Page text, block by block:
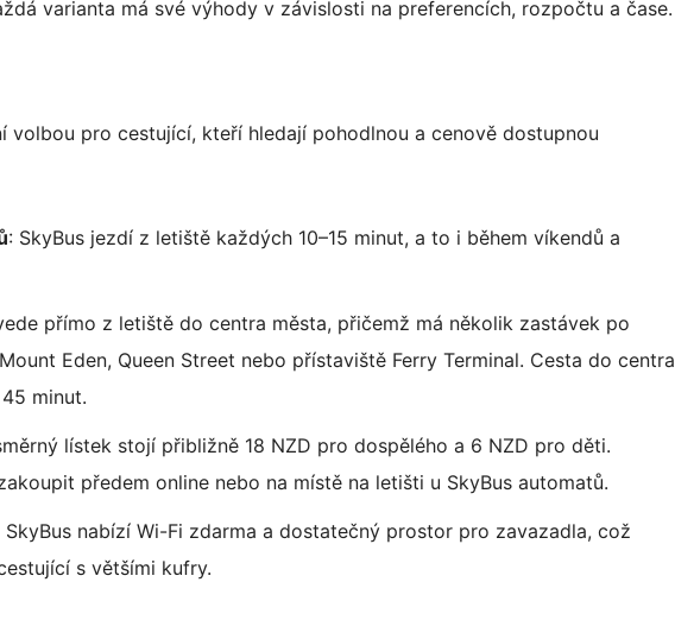
varianta má své výhody v závislosti na preferencích, rozpočtu a čase.
volbou pro cestující, kteří hledají pohodlnou a cenově dostupnou
: SkyBus jezdí z letiště každých 10–15 minut, a to i během víkendů a
přímo z letiště do centra města, přičemž má několik zastávek po
Eden, Queen Street nebo přístaviště Ferry Terminal. Cesta do centra
minut.
lístek stojí přibližně 18 NZD pro dospělého a 6 NZD pro děti.
předem online nebo na místě na letišti u SkyBus automatů.
SkyBus nabízí Wi-Fi zdarma a dostatečný prostor pro zavazadla, což
s většími kufry.